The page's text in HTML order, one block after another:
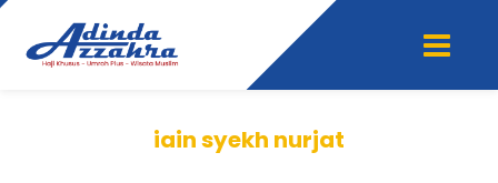
iain syekh nurjat